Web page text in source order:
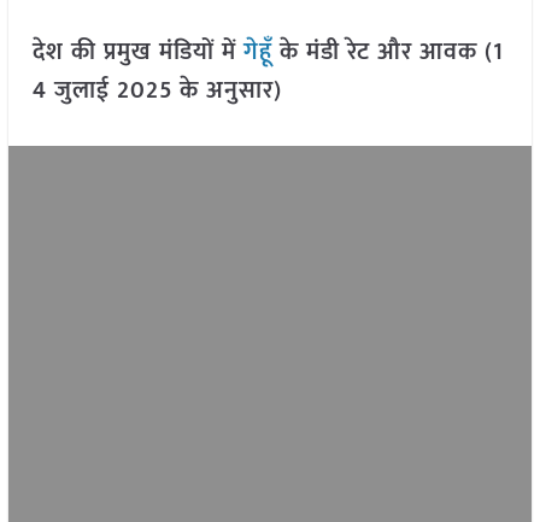
देश की प्रमुख मंडियों मेंगेहूँके मंडी रेट और आवक (1
4 जुलाई 2025के अनुसार)